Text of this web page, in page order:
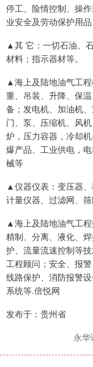
停工、险情控制、操
业安全及劳动保护用
▲其 它：一切石油、
材料；指示器材等。
▲海上及陆地油气工
重、吊装、升降、保
备；发电机、加油机
门、泵、压缩机、风
炉，压力容器，冷却
爆产品、工业供电，
械等
▲仪器仪表：变压器
计量仪器、过滤网、
▲海上及陆地油气工程
精制、分离、液化、
护、流量流速控制等
工程顾问；安全、报
线路保护、消防报警
系统等.倍悦网
发布于：贵州省
永华